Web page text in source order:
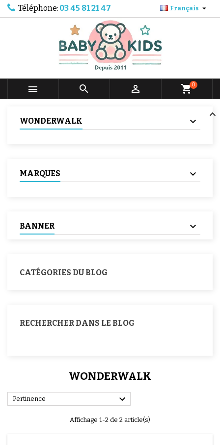
Téléphone: 03 45 81 21 47 Français 
   shopping_cart0
WONDERWALK
MARQUES
BANNER
CATÉGORIES DU BLOG
RECHERCHER DANS LE BLOG
WONDERWALK
Pertinence 
Affichage 1-2 de 2 article(s)